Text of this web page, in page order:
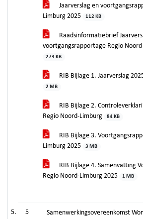
Jaarverslag en
Limburg 2025
112 KB
Raadsinformatiebrief
voortgangsrapportage Regio
273 KB
RIB Bijlage 1. Jaarverslag
2 MB
RIB Bijlage 2.
Regio Noord-Limburg
84 KB
RIB Bijlage 3.
Limburg 2025
3 MB
RIB Bijlage 4. Samenvatting
Regio Noord-Limburg 2025
1 MB
5
Samenwerkingsovereenkomst